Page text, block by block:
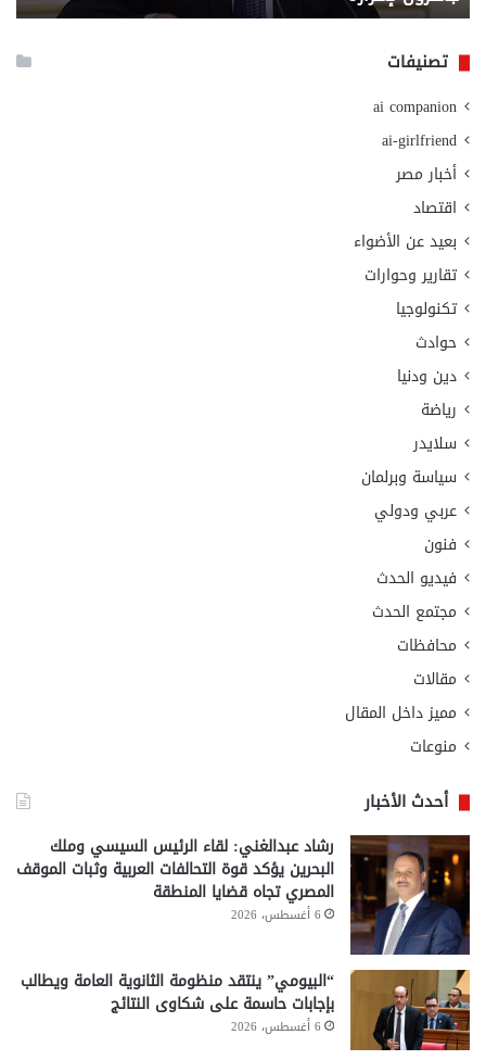
تصنيفات
ai companion
ai-girlfriend
أخبار مصر
اقتصاد
بعيد عن الأضواء
تقارير وحوارات
تكنولوجيا
حوادث
دين ودنيا
رياضة
سلايدر
سياسة وبرلمان
عربي ودولي
فنون
فيديو الحدث
مجتمع الحدث
محافظات
مقالات
مميز داخل المقال
منوعات
أحدث الأخبار
رشاد عبدالغني: لقاء الرئيس السيسي وملك
البحرين يؤكد قوة التحالفات العربية وثبات الموقف
المصري تجاه قضايا المنطقة
6 أغسطس، 2026
“البيومي” ينتقد منظومة الثانوية العامة ويطالب
بإجابات حاسمة على شكاوى النتائج
6 أغسطس، 2026